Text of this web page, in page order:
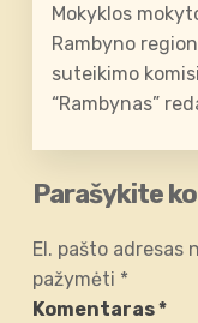
Mokyklos
Rambyno
suteikimo
“Rambynas”
Parašykite
El. pašto adresas
pažymėti *
Komentaras*